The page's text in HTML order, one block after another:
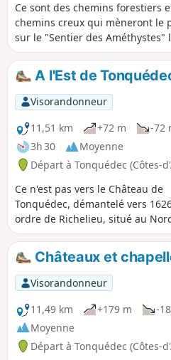
Ce sont des chemins forestiers
chemins creux qui mèneront le
sur le "Sentier des Améthystes"
Léguer puis du ruisseau de
avant de découvrir un hêtre
Le départ et l'arrivée se font à la
des Sept-Saints : haut lieu de
islam et chrétienté.
A l'Est de
Visorandonneur
11,51 km
+72 m
-72
3h 30
Moyenne
Départ à Tonquédec (Côtes-
Ce n'est pas vers le Château de
Tonquédec, démantelé vers
ordre de Richelieu, situé au
du village du même nom que
invitons de randonner mais
Sud-Est de ce village. Nous y
retrouverons le Guindy, rivière
aux Trégorrois, mais également
chemins creux verdoyants dans
campagne luxuriante.
Châteaux et
Visorandonneur
11,49 km
+179 m -
Moyenne
Départ à Tonquédec (Côtes-